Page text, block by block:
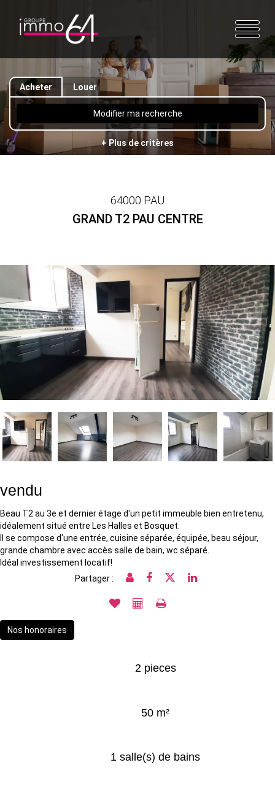
Acheter Louer
Modifier ma recherche
+ Plus de critères
64000 PAU
GRAND T2 PAU CENTRE
vendu
Beau T2 au 3e et dernier étage d'un petit immeuble bien entretenu,
idéalement situé entre Les Halles et Bosquet.
Il se compose d'une entrée, cuisine séparée, équipée, beau séjour,
grande chambre avec accès salle de bain, wc séparé.
Idéal investissement locatif!
Partager :
Nos honoraires
2 pieces
50 m²
1 salle(s) de bains